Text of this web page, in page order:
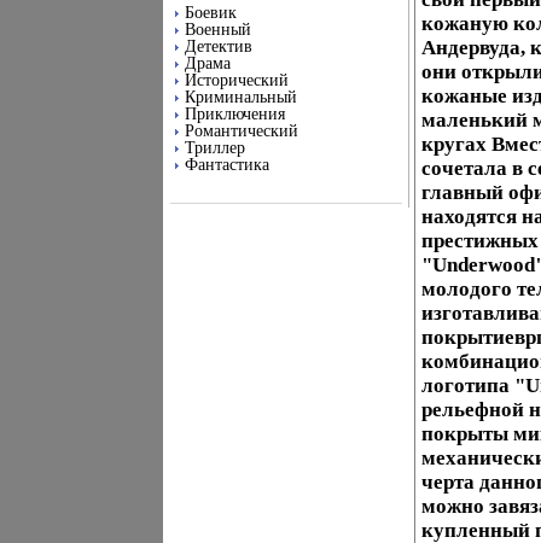
Боевик
Военный
Детектив
Драма
Исторический
Криминальный
Приключения
Романтический
Триллер
Фантастика
кожаную
Андервуда,
они
кожаные
маленький
кругах
сочетала в
главный
находятся
молодого
логотипа
рельефной
покрыты
черта
можно
купленный